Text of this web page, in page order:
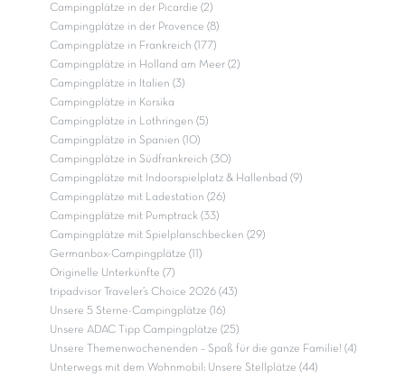
Campingplätze in der Picardie (2)
Campingplätze in der Provence (8)
Campingplätze in Frankreich (177)
Campingplätze in Holland am Meer (2)
Campingplätze in Italien (3)
Campingplätze in Korsika
Campingplätze in Lothringen (5)
Campingplätze in Spanien (10)
Campingplätze in Südfrankreich (30)
Campingplätze mit Indoorspielplatz & Hallenbad (9)
Campingplätze mit Ladestation (26)
Campingplätze mit Pumptrack (33)
Campingplätze mit Spielplanschbecken (29)
Germanbox-Campingplätze (11)
Originelle Unterkünfte (7)
tripadvisor Traveler’s Choice 2026 (43)
Unsere 5 Sterne-Campingplätze (16)
Unsere ADAC Tipp Campingplätze (25)
Unsere Themenwochenenden – Spaß für die ganze Familie! (4)
Unterwegs mit dem Wohnmobil: Unsere Stellplätze (44)